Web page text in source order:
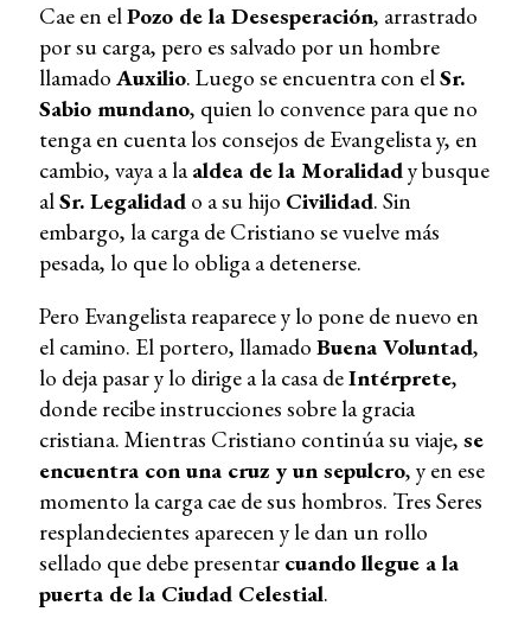
Cae en elPozo de la Desesperación, arrastrado
por su carga, pero es salvado por un hombre
llamado Auxilio. Luego se encuentra con elSr.
Sabio mundano, quien lo convence para que no
tenga en cuenta los consejos de Evangelista y, en
cambio, vaya a la aldea de la Moralidady busque
alSr. Legalidado a su hijo Civilidad. Sin
embargo, la carga de Cristiano se vuelve más
pesada, lo que lo obliga a detenerse.
Pero Evangelista reaparece y lo pone de nuevo en
el camino. El portero, llamado Buena Voluntad,
lo deja pasar y lo dirige a la casa deIntérprete,
donde recibe instrucciones sobre la gracia
cristiana. Mientras Cristiano continúa su viaje, se
encuentra con una cruz y un sepulcro, y en ese
momento la carga cae de sus hombros. Tres Seres
resplandecientes aparecen y le dan un rollo
sellado que debe presentar cuando llegue a la
puerta de la Ciudad Celestial.